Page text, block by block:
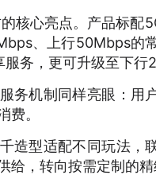
核心亮点。产品标配
、上行50Mbps的
服务，更可升级至下
务机制同样亮眼：用
费。
造型适配不同玩法，
给，转向按需定制的